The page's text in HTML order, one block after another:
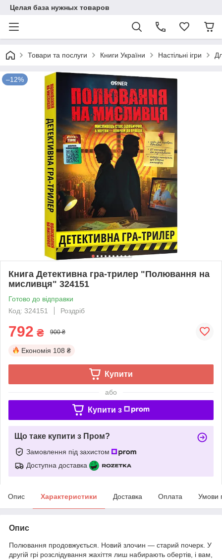
Целая база нужных товаров
Товари та послуги Книги України Настільні ігри
–12%
Книга Детективна гра-трилер "Полювання на
мисливця" 324151
Готово до відправки
Код: 324151
Роздріб
792 ₴ 900 ₴
Економія 108 ₴
Купити
або
Купити з
Що таке купити з Пром?
Замовлення під захистом
Доступна доставка
Опис Характеристики Доставка Оплата Умови
Опис
Полювання продовжується. Новий злочин — старий почерк. У
другій грі розслідування жахіття лиш набирають обертів, і вам,